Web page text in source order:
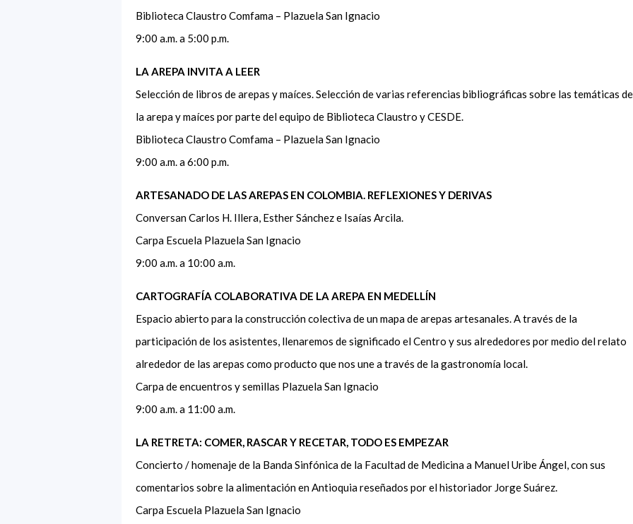
Biblioteca Claustro Comfama – Plazuela San Ignacio
9:00 a.m. a 5:00 p.m.
LA AREPA INVITA A LEER
Selección de libros de arepas y maíces. Selección de varias referencias bibliográficas sobre las temáticas de
la arepa y maíces por parte del equipo de Biblioteca Claustro y CESDE.
Biblioteca Claustro Comfama – Plazuela San Ignacio
9:00 a.m. a 6:00 p.m.
ARTESANADO DE LAS AREPAS EN COLOMBIA. REFLEXIONES Y DERIVAS
Conversan Carlos H. Illera, Esther Sánchez e Isaías Arcila.
Carpa Escuela Plazuela San Ignacio
9:00 a.m. a 10:00 a.m.
CARTOGRAFÍA COLABORATIVA DE LA AREPA EN MEDELLÍN
Espacio abierto para la construcción colectiva de un mapa de arepas artesanales. A través de la
participación de los asistentes, llenaremos de significado el Centro y sus alrededores por medio del relato
alrededor de las arepas como producto que nos une a través de la gastronomía local.
Carpa de encuentros y semillas Plazuela San Ignacio
9:00 a.m. a 11:00 a.m.
LA RETRETA: COMER, RASCAR Y RECETAR, TODO ES EMPEZAR
Concierto / homenaje de la Banda Sinfónica de la Facultad de Medicina a Manuel Uribe Ángel, con sus
comentarios sobre la alimentación en Antioquia reseñados por el historiador Jorge Suárez.
Carpa Escuela Plazuela San Ignacio